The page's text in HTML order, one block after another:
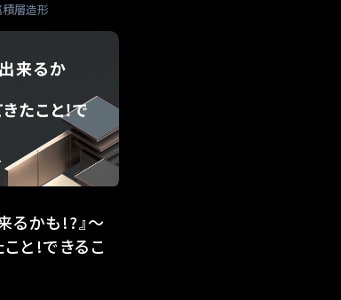
積層造形
るかも!?』～
と!できるこ